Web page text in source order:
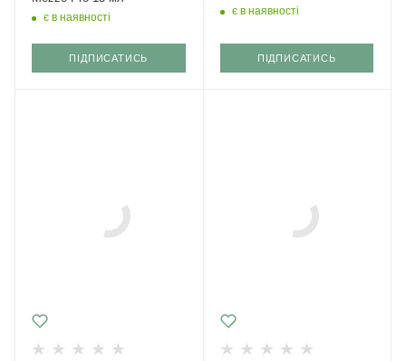
є в наявності
ПІДПИСАТИСЬ
є в наявності
ПІДПИСАТИСЬ